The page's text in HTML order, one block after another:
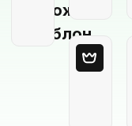
Порожній
шаблон